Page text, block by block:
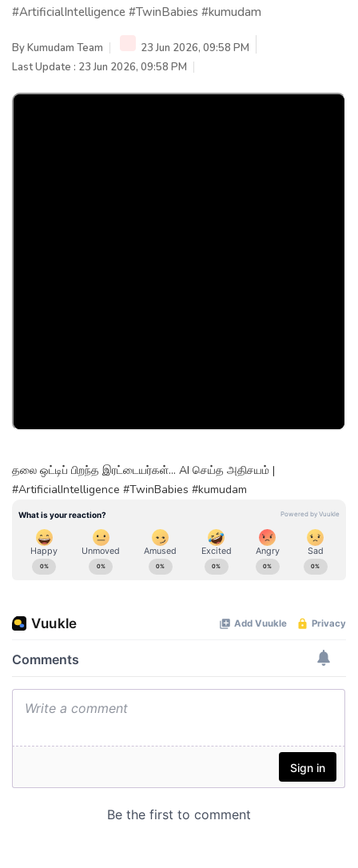
#ArtificialIntelligence #TwinBabies #kumudam
ByKumudam Team
23 Jun 2026, 09:58 PM
Last Update : 23 Jun 2026, 09:58 PM
தலை ஒட்டிப் பிறந்த இரட்டையர்கள்... AI செய்த அதிசயம் |
#ArtificialIntelligence #TwinBabies #kumudam